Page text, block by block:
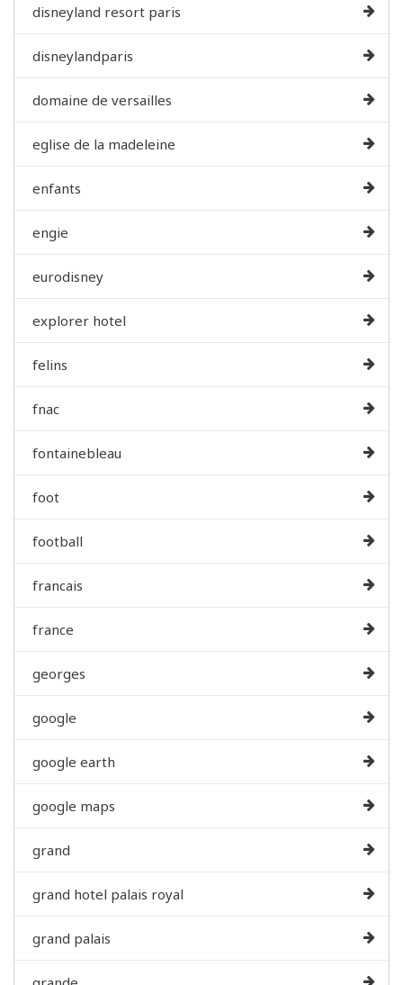
disneyland resort paris
disneylandparis
domaine de versailles
eglise de la madeleine
enfants
engie
eurodisney
explorer hotel
felins
fnac
fontainebleau
foot
football
francais
france
georges
google
google earth
google maps
grand
grand hotel palais royal
grand palais